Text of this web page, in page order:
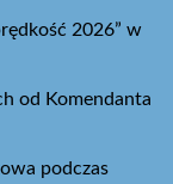
2026” w
od Komendanta
podczas